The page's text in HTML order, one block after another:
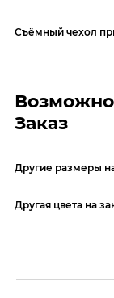
Съёмный чехол
Заказ
Другие размеры
Другая цвета на